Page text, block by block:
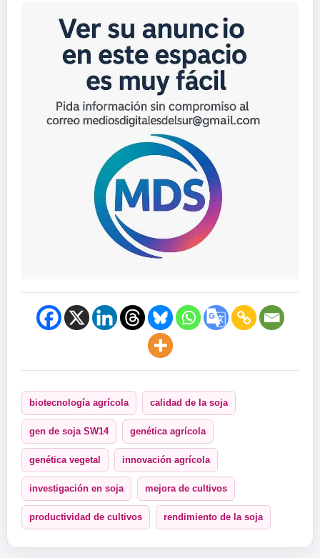
biotecnología agrícola calidad de la soja
gen de soja SW14 genética agrícola
genética vegetal innovación agrícola
investigación en soja mejora de cultivos
productividad de cultivos rendimiento de la soja